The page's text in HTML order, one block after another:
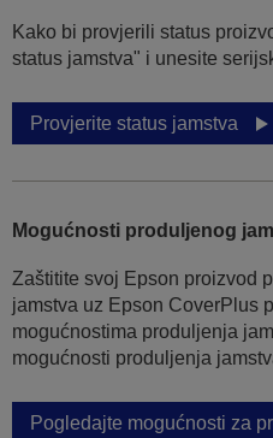
Kako bi provjerili status
status jamstva" i unesite
Provjerite status jamstva
Mogućnosti produljenog
Zaštitite svoj Epson proizvod
jamstva uz Epson CoverPlus
mogućnostima produljenja
mogućnosti produljenja
Pogledajte mogućnosti za